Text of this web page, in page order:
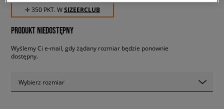
✛ 350 PKT. WSIZEERCLUB
PRODUKT NIEDOSTĘPNY
Wyślemy Ci e-mail, gdy żądany rozmiar będzie ponownie
dostępny.
Wybierz rozmiar